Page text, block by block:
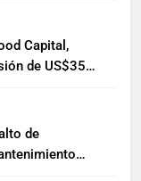
Capital,
de US$35
de